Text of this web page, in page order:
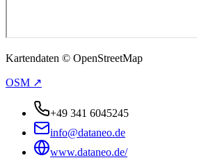
Kartendaten © OpenStreetMap
OSM ↗
+49 341 6045245
info@dataneo.de
www.dataneo.de/